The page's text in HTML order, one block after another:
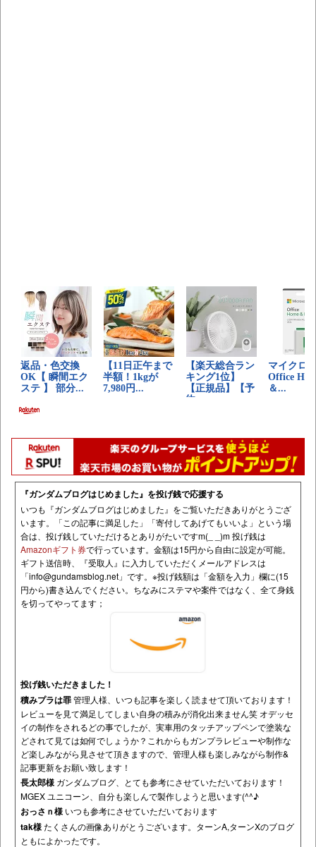
『ガンダムブログはじめました』を投げ銭で応援する
いつも『ガンダムブログはじめました』をご覧いただきありがとうござ
います。「この記事に満足した」「寄付してあげてもいいよ」という場
合は、投げ銭していただけるとありがたいですm(_ _)m 投げ銭は
Amazonギフト券で行っています。金額は15円から自由に設定が可能。
ギフト送信時、『受取人』に入力していただくメールアドレスは
「info@gundamsblog.net 」です。 ※投げ銭額は「金額を入力」欄に(15
円から)書き込んでください。ちなみにステマや案件ではなく、全て身銭
を切ってやってます；
投げ銭いただきました！
積みプラは罪管理人様、いつも記事を楽しく読ませて頂いております！
レビューを見て満足してしまい自身の積みが消化出来ません笑 オデッセ
イの制作をされるどの事でしたが、実車用のタッチアップペンで塗装な
どされて見ては如何でしょうか？これからもガンプラレビューや制作な
ど楽しみながら見させて頂きますので、管理人様も楽しみながら制作&
記事更新をお願い致します！
長太郎様 ガンダムブログ、とても参考にさせていただいております！
MGEX ユニコーン、自分も楽しんで製作しようと思います(^^♪
おっさｎ様 いつも参考にさせていただいております
tak様たくさんの画像ありがとうございます。ターンA,ターンXのブログ
ともによかったです。